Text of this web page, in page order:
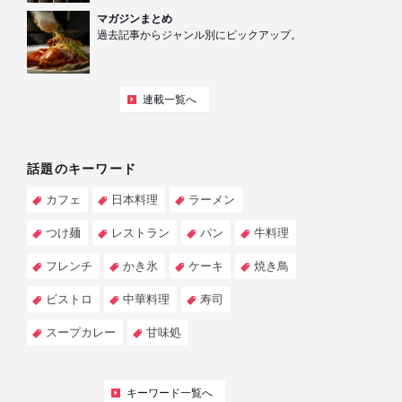
マガジンまとめ
過去記事からジャンル別にピックアップ。
連載一覧へ
話題のキーワード
カフェ 日本料理 ラーメン
つけ麺 レストラン パン 牛料理
フレンチ かき氷 ケーキ 焼き鳥
ビストロ 中華料理 寿司
スープカレー 甘味処
キーワード一覧へ